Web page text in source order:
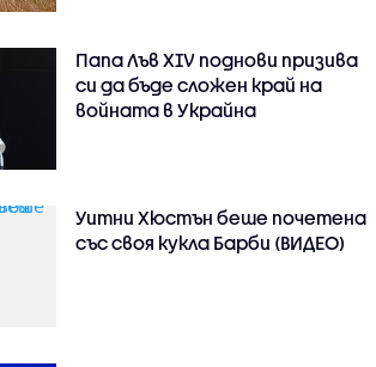
Папа Лъв XIV поднови призива
си да бъде сложен край на
войната в Украйна
Уитни Хюстън беше почетена
със своя кукла Барби (ВИДЕО)